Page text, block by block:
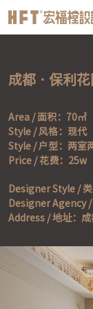
成都 · 保利
Area / 面积：70㎡
Style / 风格：现代
Style / 户型：两室
Designer Style /
Designer Agency
Address / 地址：成